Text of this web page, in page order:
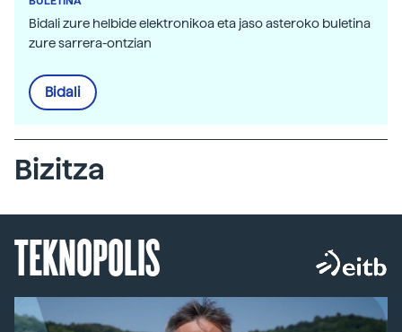
Bidali zure helbide elektronikoa eta jaso asteroko buletina
zure sarrera-ontzian
Bidali
Bizitza
TEKNOPOLIS